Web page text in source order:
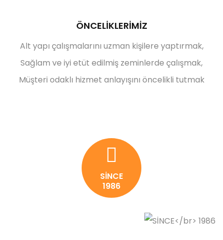
ÖNCELİKLERİMİZ
Alt yapı çalışmalarını uzman kişilere yaptırmak,
Sağlam ve iyi etüt edilmiş zeminlerde çalışmak,
Müşteri odaklı hizmet anlayışını öncelikli tutmak
SİNCE
1986